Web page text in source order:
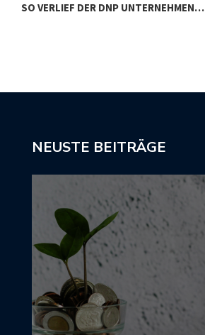
SO VERLIEF DER DNP UNTERNEHMEN…
NEUSTE BEITRÄGE